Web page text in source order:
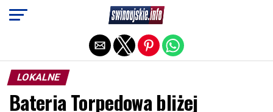
LOKALNE
Bateria Torpedowa bliżej
Exit mobile version